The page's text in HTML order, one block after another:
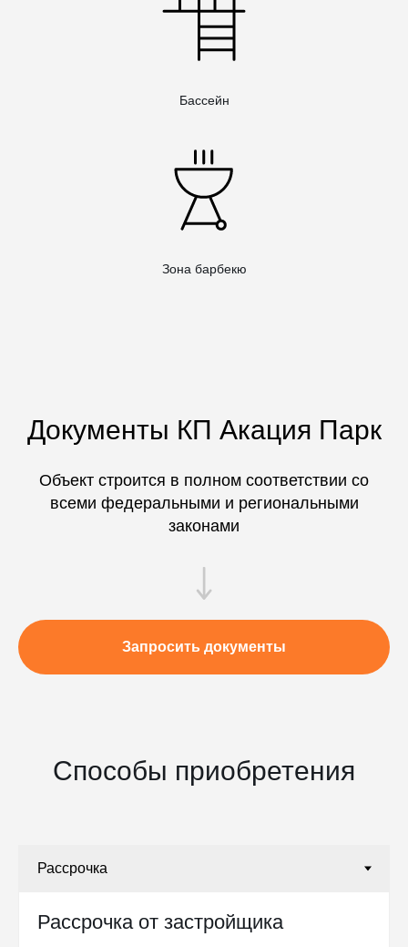
Бассейн
Зона барбекю
Документы КП Акация Парк
Объект строится в полном соответствии со
всеми федеральными и региональными
законами
Запросить документы
Способы приобретения
Рассрочка от застройщика